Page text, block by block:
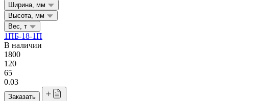
Ширина, мм
Высота, мм
Вес, т
1ПБ-18-1П
В наличии
1800
120
65
0.03
Заказать